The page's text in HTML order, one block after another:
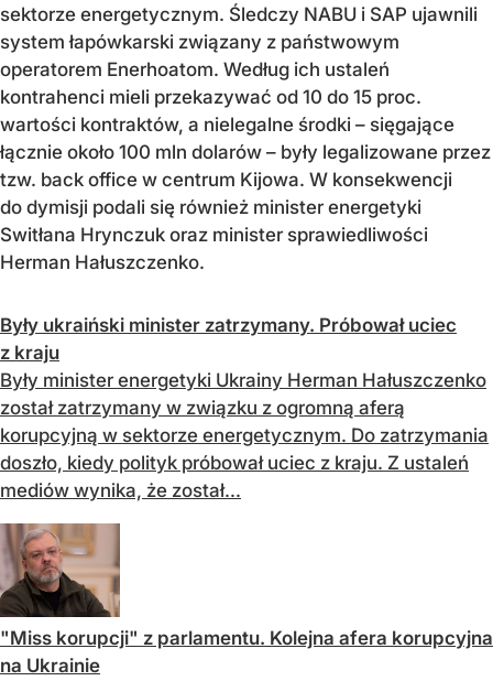
sektorze energetycznym. Śledczy NABU i SAP ujawnili
system łapówkarski związany z państwowym
operatorem Enerhoatom. Według ich ustaleń
kontrahenci mieli przekazywać od 10 do 15 proc.
wartości kontraktów, a nielegalne środki – sięgające
łącznie około 100 mln dolarów – były legalizowane przez
tzw. back office w centrum Kijowa. W konsekwencji
do dymisji podali się również minister energetyki
Switłana Hrynczuk oraz minister sprawiedliwości
Herman Hałuszczenko.
Były ukraiński minister zatrzymany. Próbował uciec
z kraju
Były minister energetyki Ukrainy Herman Hałuszczenko
został zatrzymany w związku z ogromną aferą
korupcyjną w sektorze energetycznym. Do zatrzymania
doszło, kiedy polityk próbował uciec z kraju. Z ustaleń
mediów wynika, że został...
"Miss korupcji" z parlamentu. Kolejna afera korupcyjna
na Ukrainie